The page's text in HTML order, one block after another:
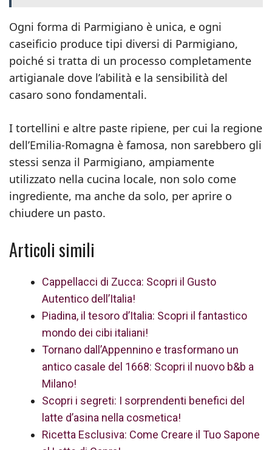
Ogni forma di Parmigiano è unica, e ogni
caseificio produce tipi diversi di Parmigiano,
poiché si tratta di un processo completamente
artigianale dove l’abilità e la sensibilità del
casaro sono fondamentali.
I tortellini e altre paste ripiene, per cui la regione
dell’Emilia-Romagna è famosa, non sarebbero gli
stessi senza il Parmigiano, ampiamente
utilizzato nella cucina locale, non solo come
ingrediente, ma anche da solo, per aprire o
chiudere un pasto.
Articoli simili
Cappellacci di Zucca: Scopri il Gusto
Autentico dell’Italia!
Piadina, il tesoro d’Italia: Scopri il fantastico
mondo dei cibi italiani!
Tornano dall’Appennino e trasformano un
antico casale del 1668: Scopri il nuovo b&b a
Milano!
Scopri i segreti: I sorprendenti benefici del
latte d’asina nella cosmetica!
Ricetta Esclusiva: Come Creare il Tuo Sapone